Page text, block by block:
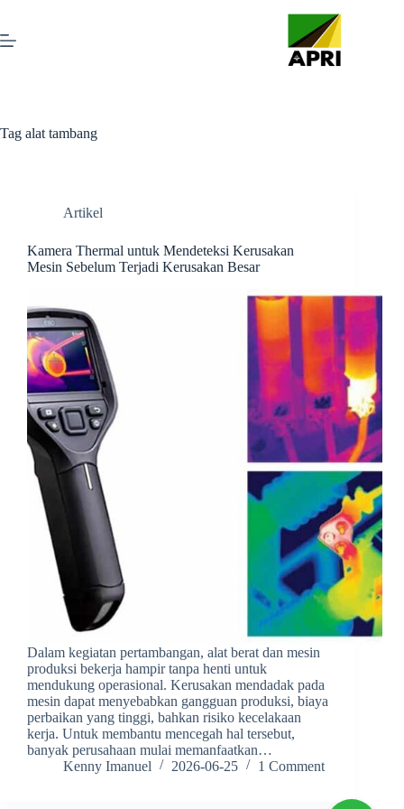
Tag alat tambang
Artikel
Kamera Thermal untuk Mendeteksi Kerusakan
Mesin Sebelum Terjadi Kerusakan Besar
Dalam kegiatan pertambangan, alat berat dan mesin
produksi bekerja hampir tanpa henti untuk
mendukung operasional. Kerusakan mendadak pada
mesin dapat menyebabkan gangguan produksi, biaya
perbaikan yang tinggi, bahkan risiko kecelakaan
kerja. Untuk membantu mencegah hal tersebut,
banyak perusahaan mulai memanfaatkan…
Kenny Imanuel
2026-06-25 1 Comment